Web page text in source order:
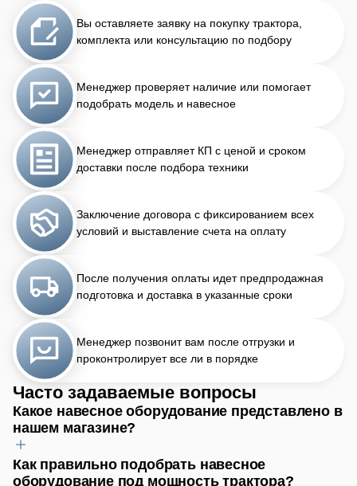
Вы оставляете заявку на покупку трактора,
комплекта или консультацию по подбору
Менеджер проверяет наличие или помогает
подобрать модель и навесное
Менеджер отправляет КП с ценой и сроком
доставки после подбора техники
Заключение договора с фиксированием всех
условий и выставление счета на оплату
После получения оплаты идет предпродажная
подготовка и доставка в указанные сроки
Менеджер позвонит вам после отгрузки и
проконтролирует все ли в порядке
Часто задаваемые вопросы
Какое навесное оборудование представлено в
нашем магазине?
Для обработки почвы найдёте плуги, бороны, культиваторы.
Для посева — сеялки, для уборки урожая — косилки и
Как правильно подобрать навесное
оборудование под мощность трактора?